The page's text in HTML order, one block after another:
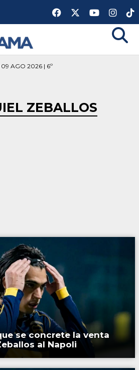
09 AGO 2026 | 6º
ZEBALLOS
se concrete la venta
al Napoli